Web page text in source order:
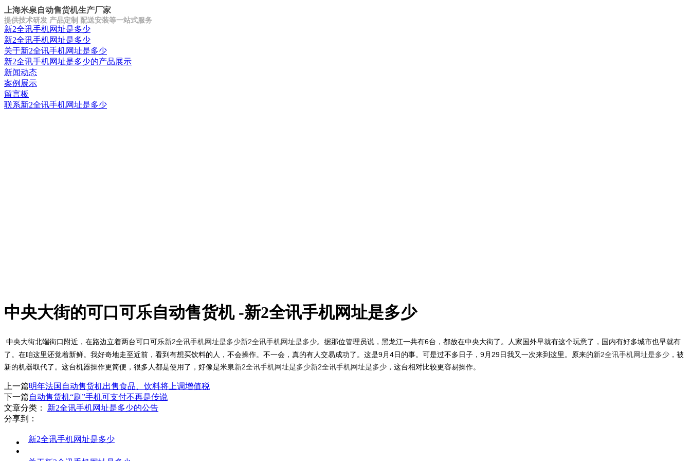
上海米泉自动售货机生产厂家
提供技术研发 产品定制 配送安装等一站式服务
新2全讯手机网址是多少
新2全讯手机网址是多少
关于新2全讯手机网址是多少
新2全讯手机网址是多少的产品展示
新闻动态
案例展示
留言板
联系新2全讯手机网址是多少
中央大街的可口可乐自动售货机 -新2全讯手机网址是多少
中央大街北端街口附近，在路边立着两台可口可乐新2全讯手机网址是多少新2全讯手机网址是多少。据那位管理员说，黑龙江一共有6台，都放在中央大街了。人家国外早就有这个玩意了，国内有好多城市也早就有
了。在咱这里还觉着新鲜。我好奇地走至近前，看到有想买饮料的人，不会操作。不一会，真的有人交易成功了。这是9月4日的事。可是过不多日子，9月29日我又一次来到这里。原来的新2全讯手机网址是多少 ，被
新的机器取代了。这台机器操作更简便，很多人都是使用了，好像是米泉新2全讯手机网址是多少新2全讯手机网址是多少 ，这台相对比较更容易操作。
上一篇明年法国自动售货机出售食品、饮料将上调增值税
下一篇自动售货机“刷”手机可支付不再是传说
文章分类：
新2全讯手机网址是多少的公告
分享到：
新2全讯手机网址是多少